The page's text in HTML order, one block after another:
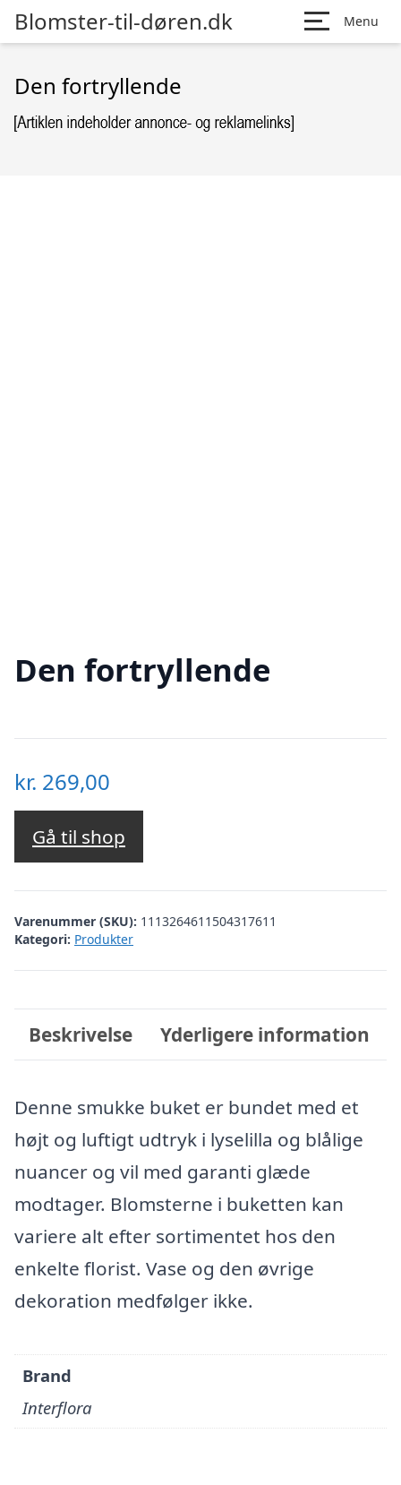
Blomster-til-døren.dk Menu
Den fortryllende
Den fortryllende
kr. 269,00
Gå til shop
Varenummer (SKU): 1113264611504317611
Kategori: Produkter
Beskrivelse Yderligere information
Denne smukke buket er bundet med et
højt og luftigt udtryk i lyselilla og blålige
nuancer og vil med garanti glæde
modtager. Blomsterne i buketten kan
variere alt efter sortimentet hos den
enkelte florist. Vase og den øvrige
dekoration medfølger ikke.
Brand
Interflora